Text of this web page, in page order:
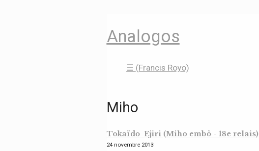
Analogos
☰ (Francis Royo)
Miho
Tokaïdo Ejiri (Miho embô - 18e relais)
24 novembre 2013